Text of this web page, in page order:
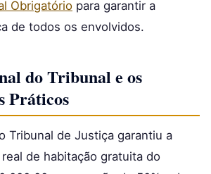
Obrigatório para garantir a
de todos os envolvidos.
do Tribunal e os
Práticos
Tribunal de Justiça garantiu a
de habitação gratuita do